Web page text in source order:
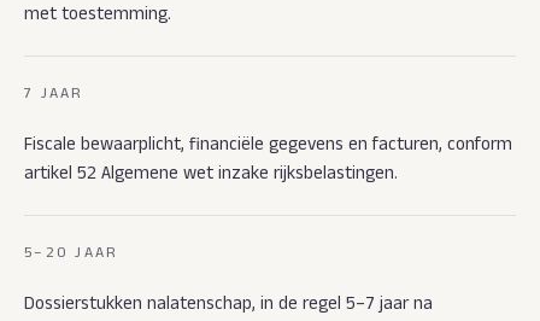
met toestemming.
7 JAAR
Fiscale bewaarplicht, financiële gegevens en facturen, conform
artikel 52 Algemene wet inzake rijksbelastingen.
5–20 JAAR
Dossierstukken nalatenschap, in de regel 5–7 jaar na